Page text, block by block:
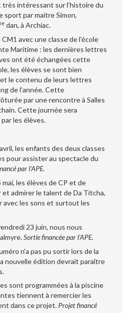
intéressant sur l’histoire du
sport par maitre Simon,
dan, à Archiac.
CM1 avec une classe de l’école
Maritime : les dernières lettres
ont été échangées cette
les élèves se sont bien
le contenu de leurs lettres
de l’année. Cette
par une rencontre à Salles
Cette journée sera
les élèves.
les enfants des deux classes
pour assister au spectacle du
par l’APE.
les élèves de CP et de
admirer le talent de Da Titcha,
avec les sons et surtout les
23 juin, nous nous
Sortie financée par l’APE.
n’a pas pu sortir lors de la
nouvelle édition devrait paraître
sont programmées à la piscine
tiennent à remercier les
dans ce projet.Projet financé